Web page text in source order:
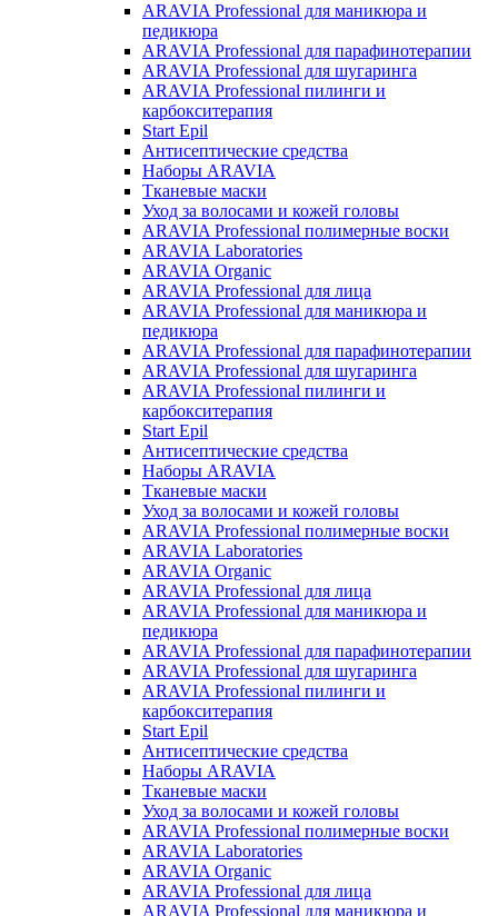
ARAVIA Professional для маникюра и
педикюра
ARAVIA Professional для парафинотерапии
ARAVIA Professional для шугаринга
ARAVIA Professional пилинги и
карбокситерапия
Start Epil
Антисептические средства
Наборы ARAVIA
Тканевые маски
Уход за волосами и кожей головы
ARAVIA Professional полимерные воски
ARAVIA Laboratories
ARAVIA Organic
ARAVIA Professional для лица
ARAVIA Professional для маникюра и
педикюра
ARAVIA Professional для парафинотерапии
ARAVIA Professional для шугаринга
ARAVIA Professional пилинги и
карбокситерапия
Start Epil
Антисептические средства
Наборы ARAVIA
Тканевые маски
Уход за волосами и кожей головы
ARAVIA Professional полимерные воски
ARAVIA Laboratories
ARAVIA Organic
ARAVIA Professional для лица
ARAVIA Professional для маникюра и
педикюра
ARAVIA Professional для парафинотерапии
ARAVIA Professional для шугаринга
ARAVIA Professional пилинги и
карбокситерапия
Start Epil
Антисептические средства
Наборы ARAVIA
Тканевые маски
Уход за волосами и кожей головы
ARAVIA Professional полимерные воски
ARAVIA Laboratories
ARAVIA Organic
ARAVIA Professional для лица
ARAVIA Professional для маникюра и